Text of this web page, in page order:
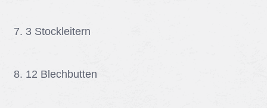
7. 3 Stock­lei­tern
8. 12 Blech­but­ten